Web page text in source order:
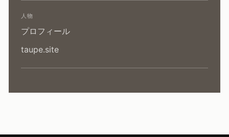
人物
プロフィール
taupe.site